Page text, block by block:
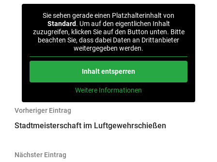
Sie sehen gerade einen Platzhalterinhalt von
Standard. Um auf den eigentlichen Inhalt
zuzugreifen, klicken Sie auf den Button unten. Bitte
beachten Sie, dass dabei Daten an Drittanbieter
weitergegeben werden.
Inhalt entsperren
Weitere Informationen
Beitragsnavigation
Vorheriger Eintrag
Stadtmeisterschaft im Luftgewehrschießen
Nächster Eintrag